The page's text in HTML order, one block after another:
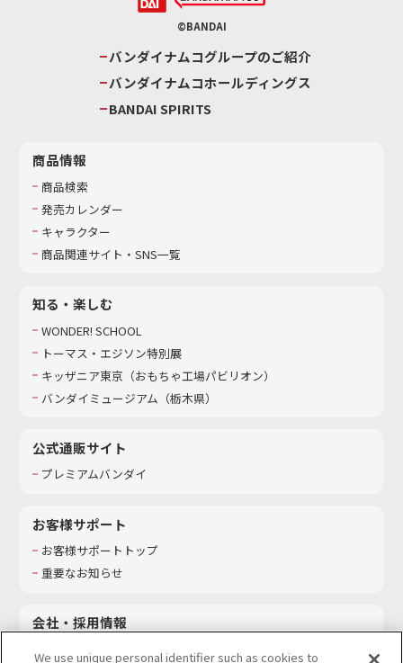
©BANDAI
バンダイナムコグループのご紹介
バンダイナムコホールディングス
BANDAI SPIRITS
商品情報
商品検索
発売カレンダー
キャラクター
商品関連サイト・SNS一覧
知る・楽しむ
WONDER! SCHOOL
トーマス・エジソン特別展
キッザニア東京（おもちゃ工場パビリオン）​
バンダイミュージアム（栃木県）
公式通販サイト
プレミアムバンダイ
お客様サポート
お客様サポートトップ
重要なお知らせ
会社・採用情報
We use unique personal identifier such as cookies to